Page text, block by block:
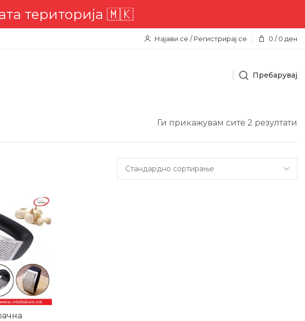
🇲🇰
Најави се / Регистрирај се 0 / 0 ден
Пребарувај
Ги прикажувам сите 2 резултати